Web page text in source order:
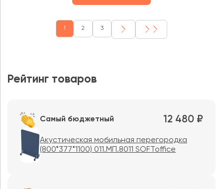
1 2 3
Рейтинг товаров
Самый бюджетный 12 480 ₽
Акустическая мобильная перегородка
(800*377*1100) 011.МП.8011 SOFToffice